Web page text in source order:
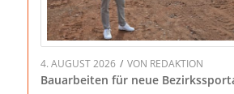
4. AUGUST 2026 / VON REDAKTION
Bauarbeiten für neue